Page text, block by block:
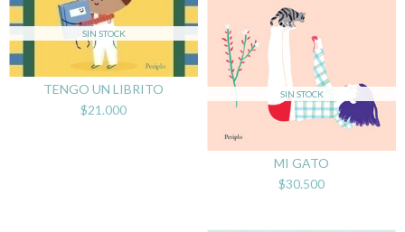
SIN STOCK
TENGO UN LIBRITO
$21.000
SIN STOCK
MI GATO
$30.500